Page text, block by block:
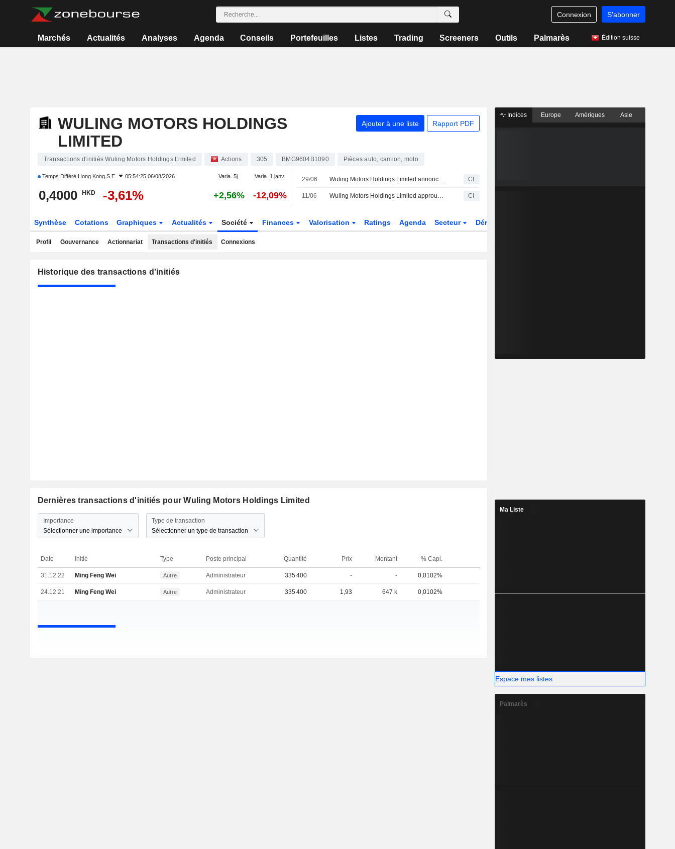
Connexion S'abonner
Marchés Actualités Analyses Agenda Conseils Portefeuilles Listes Trading Screeners Outils Palmarès Édition suisse
WULING MOTORS HOLDINGS
LIMITED
Ajouter à une liste Rapport PDF
Transactions d'initiés Wuling Motors Holdings Limited Actions 305 BMG9604B1090 Pièces auto, camion, moto
Temps Différé Hong Kong S.E. 05:54:25 06/08/2026 Varia. 5j. Varia. 1 janv.
0,4000 HKD -3,61% +2,56% -12,09%
29/06 Wuling Motors Holdings Limited annonce des changements au sein de son conseil d'administration, effectifs au 29 juin 2026 CI
11/06 Wuling Motors Holdings Limited approuve le dividende final pour l'exercice clos au 31 décembre 2025 CI
Synthèse Cotations Graphiques Actualités Société Finances Valorisation Ratings Agenda Secteur Dérivés
Profil Gouvernance Actionnariat Transactions d'initiés Connexions
Historique des transactions d'initiés
Dernières transactions d'initiés pour Wuling Motors Holdings Limited
Importance
Sélectionner une importance
Type de transaction
Sélectionner un type de transaction
Date Initié Type Poste principal Quantité Prix Montant % Capi.
31.12.22 Ming Feng Wei Autre Administrateur 335 400 - - 0,0102%
24.12.21 Ming Feng Wei Autre Administrateur 335 400 1,93 647 k 0,0102%
Indices Europe Amériques Asie
Ma Liste
Espace mes listes
Palmarès